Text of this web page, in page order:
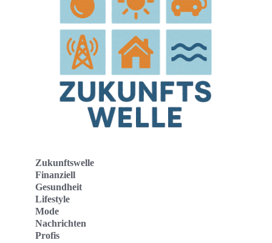
Zukunftswelle
Finanziell
Gesundheit
Lifestyle
Mode
Nachrichten
Profis